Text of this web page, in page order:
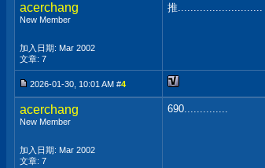
acerchang
New Member
加入日期: Mar 2002
文章: 7
推...........................
2026-01-30, 10:01 AM #4
acerchang
New Member
加入日期: Mar 2002
文章: 7
690..............